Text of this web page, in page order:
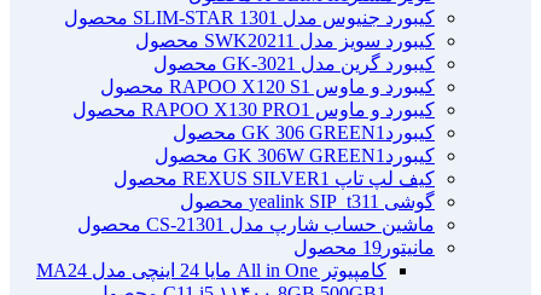
کیبورد جنیوس مدل SLIM-STAR 130 1 محصول
کیبورد سویز مدل SWK2021 1 محصول
کیبورد گرین مدل GK-302 1 محصول
کیبورد و ماوس RAPOO X120 S 1 محصول
کیبورد و ماوس RAPOO X130 PRO 1 محصول
کیبوردGK 306 GREEN 1 محصول
کیبوردGK 306W GREEN 1 محصول
کیف لپ تاپ REXUS SILVER 1 محصول
گوشی yealink SIP_t31 1 محصول
ماشین حساب شارپ مدل CS-2130 1 محصول
مانیتور 19 محصول
کامپیوتر All in One مایا 24 اینچی مدل MA24